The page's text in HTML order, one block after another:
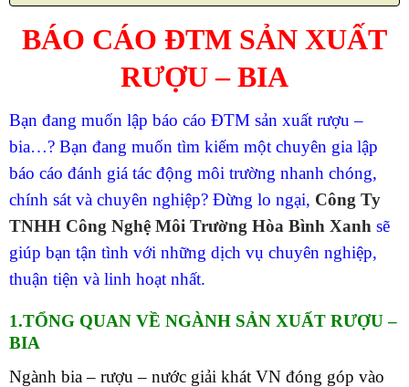
BÁO CÁO ĐTM SẢN XUẤT
RƯỢU – BIA
Bạn đang muốn lập báo cáo ĐTM sản xuất rượu –
bia…? Bạn đang muốn tìm kiếm một chuyên gia lập
báo cáo đánh giá tác động môi trường nhanh chóng,
chính sát và chuyên nghiệp? Đừng lo ngại, Công Ty
TNHH Công Nghệ Môi Trường Hòa Bình Xanh sẽ
giúp bạn tận tình với những dịch vụ chuyên nghiệp,
thuận tiện và linh hoạt nhất.
1.TỔNG QUAN VỀ NGÀNH SẢN XUẤT RƯỢU –
BIA
Ngành bia – rượu – nước giải khát VN đóng góp vào